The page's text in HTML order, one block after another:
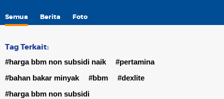
Semua Berita Foto
Tag Terkait:
#harga bbm non subsidi naik
#pertamina
#bahan bakar minyak
#bbm
#dexlite
#harga bbm non subsidi